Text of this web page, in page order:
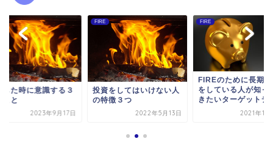
をしてはいけない人
３つ
2022年5月13日
FIRE
FIREのために長期投資
をしている人が知ってお
きたいターゲットデー...
2021年11月11日
FIRE
帰省した時に意識す
つのこと
2023年9